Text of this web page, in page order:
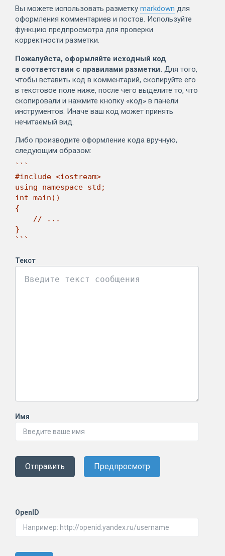
Вы можете использовать разметку markdown для
оформления комментариев и постов. Используйте
функцию предпросмотра для проверки
корректности разметки.
Пожалуйста, оформляйте исходный код
в соответствии с правилами разметки. Для того,
чтобы вставить код в комментарий, скопируйте его
в текстовое поле ниже, после чего выделите то, что
скопировали и нажмите кнопку «код» в панели
инструментов. Иначе ваш код может принять
нечитаемый вид.
Либо производите оформление кода вручную,
следующим образом:
```
#include <iostream>
using namespace std;
int main()
{
}
```
Текст
Имя
Отправить Предпросмотр
OpenID